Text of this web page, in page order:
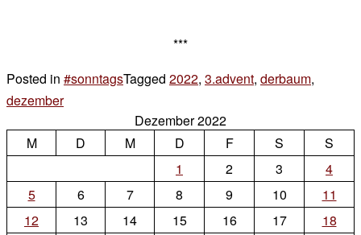
***
Posted in #sonntagsTagged 2022, 3.advent, derbaum,
dezember5 Kommentare
I
Dezember 2022
M
D M D F S
S
1
2 3
4
5
6 7 8 9 10
11
12
13 14 15 16 17
18